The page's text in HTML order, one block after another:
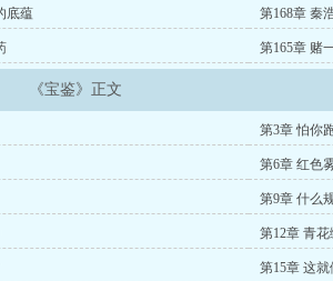
底蕴 第168章 秦
第165章 赌
《宝鉴》正文
第3章 怕你
第6章 红色
第9章 什么
第12章 青花
第15章 这就